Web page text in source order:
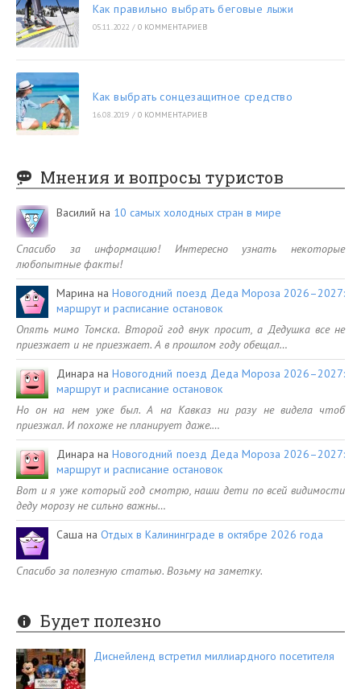
Как правильно выбрать беговые лыжи
05.11.2022 / 0 КОММЕНТАРИЕВ
Как выбрать сонцезащитное средство
16.08.2019 / 0 КОММЕНТАРИЕВ
Мнения и вопросы туристов
Василий на 10 самых холодных стран в мире
Спасибо за информацию! Интересно узнать некоторые
любопытные факты!
Марина наНовогодний поезд Деда Мороза 2026–2027:
маршрут и расписание остановок
Опять мимо Томска. Второй год внук просит, а Дедушка все не
приезжает и не приезжает. А в прошлом году обещал…
Динара наНовогодний поезд Деда Мороза 2026–2027:
маршрут и расписание остановок
Но он на нем уже был. А на Кавказ ни разу не видела чтоб
приезжал. И похоже не планирует даже.…
Динара наНовогодний поезд Деда Мороза 2026–2027:
маршрут и расписание остановок
Вот и я уже который год смотрю, наши дети по всей видимости
деду морозу не сильно важны…
Саша на Отдых в Калининграде в октябре 2026 года
Спасибо за полезную статью. Возьму на заметку.
Будет полезно
Диснейленд встретил миллиардного посетителя